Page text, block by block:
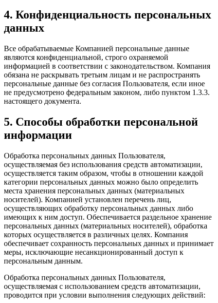
4. Конфиденциальность персональных
данных
Все обрабатываемые Компанией персональные данные
являются конфиденциальной, строго охраняемой
информацией в соответствии с законодательством. Компания
обязана не раскрывать третьим лицам и не распространять
персональные данные без согласия Пользователя, если иное
не предусмотрено федеральным законом, либо пунктом 1.3.3.
настоящего документа.
5. Способы обработки персональной
информации
Обработка персональных данных Пользователя,
осуществляемая без использования средств автоматизации,
осуществляется таким образом, чтобы в отношении каждой
категории персональных данных можно было определить
места хранения персональных данных (материальных
носителей). Компанией установлен перечень лиц,
осуществляющих обработку персональных данных либо
имеющих к ним доступ. Обеспечивается раздельное хранение
персональных данных (материальных носителей), обработка
которых осуществляется в различных целях. Компания
обеспечивает сохранность персональных данных и принимает
меры, исключающие несанкционированный доступ к
персональным данным.
Обработка персональных данных Пользователя,
осуществляемая с использованием средств автоматизации,
проводится при условии выполнения следующих действий: